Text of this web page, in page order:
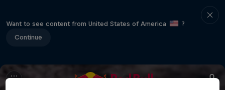
Want to see content from United States of America
?
Continue